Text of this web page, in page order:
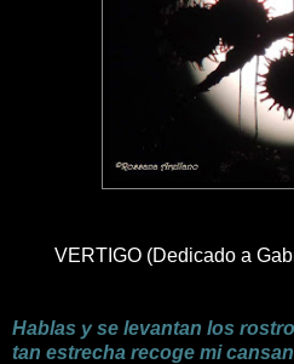
VERTIGO(Dedicado a
Hablas y se levantan los
tan estrecha recoge mi